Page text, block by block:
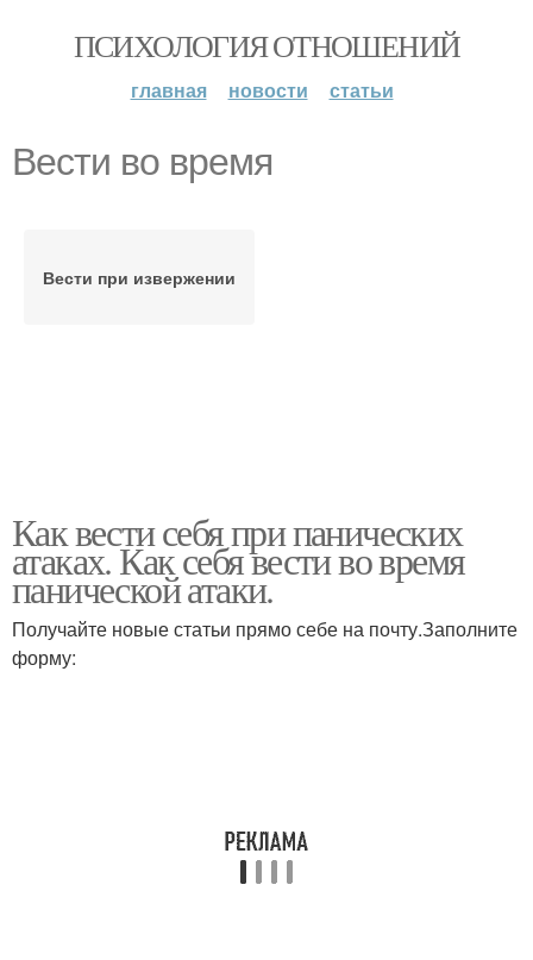
ПСИХОЛОГИЯ ОТНОШЕНИЙ
главная новости статьи
Вести во время
Вести при извержении
Как вести себя при панических
атаках. Как себя вести во время
панической атаки.
Получайте новые статьи прямо себе на почту.Заполните
форму: